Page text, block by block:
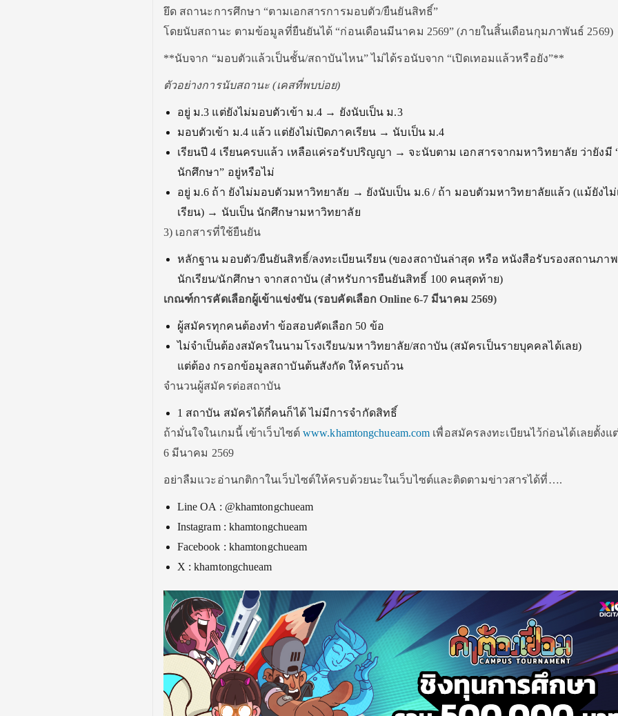
ยึด สถานะการศึกษา “ตามเอกสารการมอบตัว/ยืนยันสิทธิ์”
โดยนับสถานะ ตามข้อมูลที่ยืนยันได้ “ก่อนเดือนมีนาคม 2569” (ภายในสิ้นเดือนกุมภาพันธ์ 2569)
**นับจาก “มอบตัวแล้วเป็นชั้น/สถาบันไหน” ไม่ได้รอนับจาก “เปิดเทอมแล้วหรือยัง”**
ตัวอย่างการนับสถานะ (เคสที่พบบ่อย)
อยู่ ม.3 แต่ยังไม่มอบตัวเข้า ม.4 → ยังนับเป็น ม.3
มอบตัวเข้า ม.4 แล้ว แต่ยังไม่เปิดภาคเรียน → นับเป็น ม.4
เรียนปี 4 เรียนครบแล้ว เหลือแค่รอรับปริญญา → จะนับตาม เอกสารจากมหาวิทยาลัย ว่ายังมี
นักศึกษา” อยู่หรือไม่
อยู่ ม.6 ถ้า ยังไม่มอบตัวมหาวิทยาลัย → ยังนับเป็น ม.6 / ถ้า มอบตัวมหาวิทยาลัยแล้ว (แม้ยังไม่
เรียน) → นับเป็น นักศึกษามหาวิทยาลัย
3) เอกสารที่ใช้ยืนยัน
หลักฐาน มอบตัว/ยืนยันสิทธิ์/ลงทะเบียนเรียน (ของสถาบันล่าสุด หรือ หนังสือรับรองสถานภาพ
นักเรียน/นักศึกษา จากสถาบัน (สำหรับการยืนยันสิทธิ์ 100 คนสุดท้าย)
เกณฑ์การคัดเลือกผู้เข้าแข่งขัน (รอบคัดเลือก Online 6-7 มีนาคม 2569)
ผู้สมัครทุกคนต้องทำ ข้อสอบคัดเลือก 50 ข้อ
ไม่จำเป็นต้องสมัครในนามโรงเรียน/มหาวิทยาลัย/สถาบัน (สมัครเป็นรายบุคคลได้เลย)
แต่ต้อง กรอกข้อมูลสถาบันต้นสังกัด ให้ครบถ้วน
จำนวนผู้สมัครต่อสถาบัน
1 สถาบัน สมัครได้กี่คนก็ได้ ไม่มีการจำกัดสิทธิ์
ถ้ามั่นใจในเกมนี้ เข้าเว็บไซต์www.khamtongchueam.com เพื่อสมัครลงทะเบียนไว้ก่อนได้เลยตั้งแ
6 มีนาคม 2569
อย่าลืมแวะอ่านกติกาในเว็บไซต์ให้ครบด้วยนะในเว็บไซต์และติดตามข่าวสารได้ที่….
Line OA : @khamtongchueam
Instagram : khamtongchueam
Facebook : khamtongchueam
X : khamtongchueam